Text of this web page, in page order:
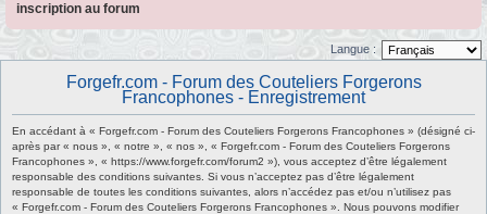
inscription au forum
Langue :
Forgefr.com - Forum des Couteliers Forgerons
Francophones - Enregistrement
En accédant à « Forgefr.com - Forum des Couteliers Forgerons Francophones » (désigné ci-
après par « nous », « notre », « nos », « Forgefr.com - Forum des Couteliers Forgerons
Francophones », « https://www.forgefr.com/forum2 »), vous acceptez d’être légalement
responsable des conditions suivantes. Si vous n’acceptez pas d’être légalement
responsable de toutes les conditions suivantes, alors n’accédez pas et/ou n’utilisez pas
« Forgefr.com - Forum des Couteliers Forgerons Francophones ». Nous pouvons modifier